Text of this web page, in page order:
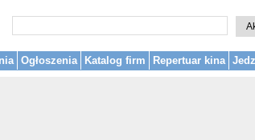
Ogłoszenia Katalog firm Repertuar kina